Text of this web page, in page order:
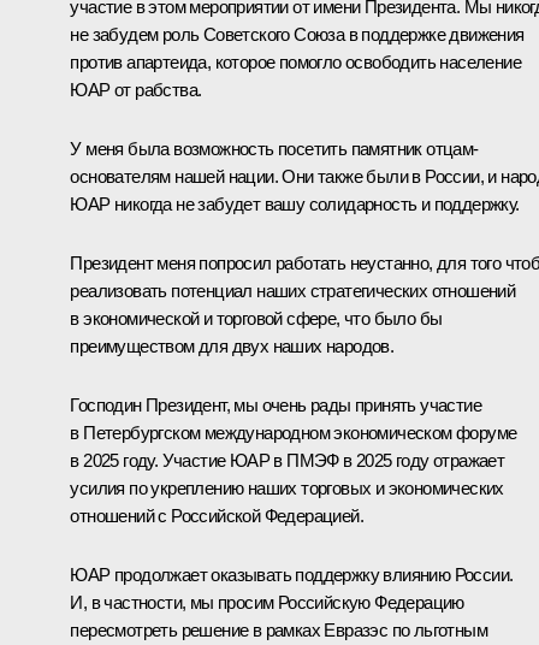
участие в этом мероприятии от имени Президента. Мы
не забудем роль Советского Союза в поддержке движения
против апартеида, которое помогло освободить население
ЮАР от рабства.
У меня была возможность посетить памятник отцам-
основателям нашей нации. Они также были в России, и
ЮАР никогда не забудет вашу солидарность и поддержку.
Президент меня попросил работать неустанно, для того
реализовать потенциал наших стратегических отношений
в экономической и торговой сфере, что было бы
преимуществом для двух наших народов.
Господин Президент, мы очень рады принять участие
в Петербургском международном экономическом форуме
в 2025 году. Участие ЮАР в ПМЭФ в 2025 году отражает
усилия по укреплению наших торговых и экономических
отношений с Российской Федерацией.
ЮАР продолжает оказывать поддержку влиянию России.
И, в частности, мы просим Российскую Федерацию
пересмотреть решение в рамках Евразэс по льготным